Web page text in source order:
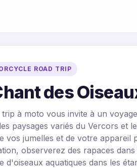
ROAD TRIP
des
trip à moto vous invite à un
paysages variés du Vercors et
vos jumelles et de votre
observerez des rapaces
d'oiseaux aquatiques dans les